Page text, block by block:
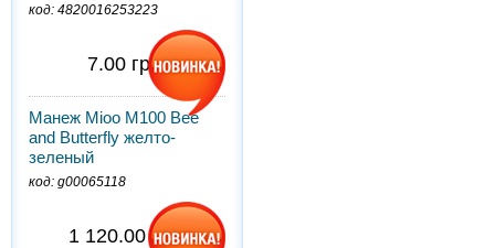
код: 4820016253223
7.00 грн.
Манеж Mioo M100 Bee
and Butterfly желто-
зеленый
код: g00065118
1 120.00 грн.